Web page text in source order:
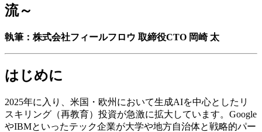
流～
執筆：株式会社フィールフロウ 取締役CTO 岡崎 太
はじめに
2025年に入り、米国・欧州において生成AIを中心としたリ
スキリング（再教育）投資が急激に拡大しています。Google
やIBMといったテック企業が大学や地方自治体と戦略的パー